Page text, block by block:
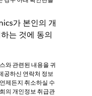
가 본인의 개인 정보
가 본인의 개
는 것에 동의
와 관련된 내용을 귀
공하신 연락처 정보
제든지 취소하실 수
의 개인정보 취급관